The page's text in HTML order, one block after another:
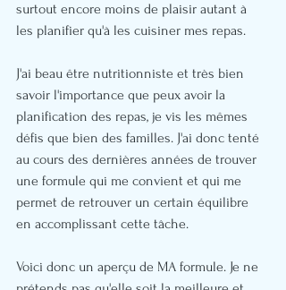
surtout encore moins de plaisir autant à
les planifier qu'à les cuisiner mes repas.
J'ai beau être nutritionniste et très bien
savoir l'importance que peux avoir la
planification des repas, je vis les mêmes
défis que bien des familles. J'ai donc tenté
au cours des dernières années de trouver
une formule qui me convient et qui me
permet de retrouver un certain équilibre
en accomplissant cette tâche.
Voici donc un aperçu de MA formule. Je ne